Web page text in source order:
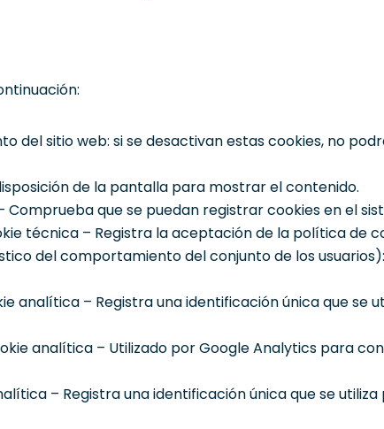
del sitio web: si se desactivan estas cookies, no
de la pantalla para mostrar el contenido.
que se puedan registrar cookies en el
técnica – Registra la aceptación de la política de
del comportamiento del conjunto de los
analítica – Registra una identificación única que
analítica – Utilizado por Google Analytics para
– Registra una identificación única que se